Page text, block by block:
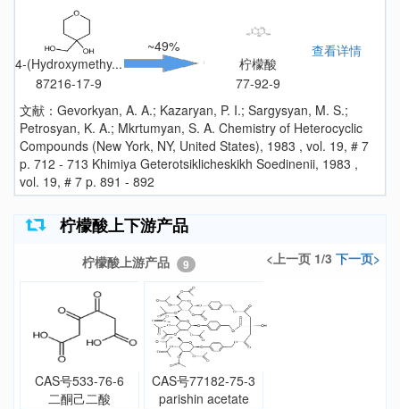
4-(Hydroxymethy...
87216-17-9
~49%
柠檬酸
77-92-9
查看详情
文献：Gevorkyan, A. A.; Kazaryan, P. I.; Sargysyan, M. S.;
Petrosyan, K. A.; Mkrtumyan, S. A. Chemistry of Heterocyclic
Compounds (New York, NY, United States), 1983 , vol. 19, # 7
p. 712 - 713 Khimiya Geterotsiklicheskikh Soedinenii, 1983 ,
vol. 19, # 7 p. 891 - 892
柠檬酸上下游产品
柠檬酸上游产品 9 <上一页 1/3 下一页>
CAS号533-76-6
二酮己二酸
CAS号77182-75-3
parishin acetate